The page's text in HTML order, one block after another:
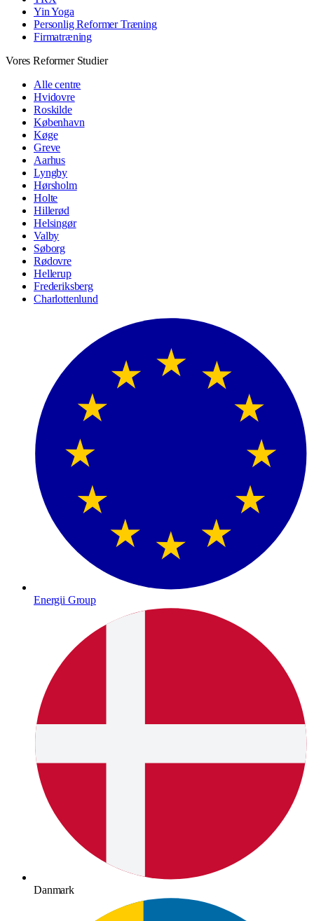
Yin Yoga
Personlig Reformer Træning
Firmatræning
Vores Reformer Studier
Alle centre
Hvidovre
Roskilde
København
Køge
Greve
Aarhus
Lyngby
Hørsholm
Holte
Hillerød
Helsingør
Valby
Søborg
Rødovre
Hellerup
Frederiksberg
Charlottenlund
Energii Group
Danmark